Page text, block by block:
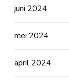
juni 2024
mei 2024
april 2024